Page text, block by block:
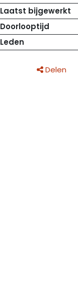
Laatst bijgewerkt
Doorlooptijd
Leden
Delen